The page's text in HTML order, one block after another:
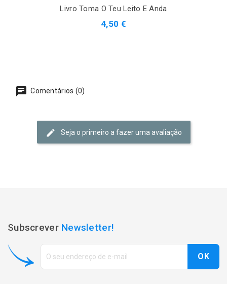
Livro Toma O Teu Leito E Anda
4,50 €
Comentários (0)
Seja o primeiro a fazer uma avaliação
Subscrever Newsletter!